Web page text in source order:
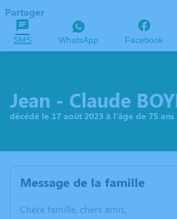
Partager
SMS WhatsApp Facebook
Jean - Claude
décédé le 17 août 2023 à l'âge de 75 ans
Message de la famille
Chère famille, chers amis,